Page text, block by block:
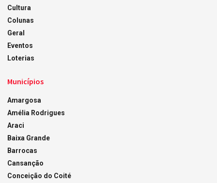
Cultura
Colunas
Geral
Eventos
Loterias
Municípios
Amargosa
Amélia Rodrigues
Araci
Baixa Grande
Barrocas
Cansanção
Conceição do Coité